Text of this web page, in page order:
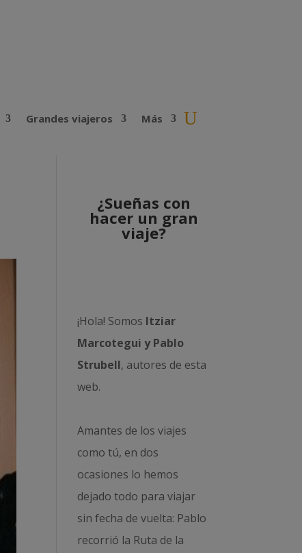
Grandes viajeros Más
¿Sueñas con
hacer un gran
viaje?
¡Hola! Somos Itziar
Marcotegui y Pablo
Strubell, autores de esta
web.
Amantes de los viajes
como tú, en dos
ocasiones lo hemos
dejado todo para viajar
sin fecha de vuelta: Pablo
recorrió la Ruta de la